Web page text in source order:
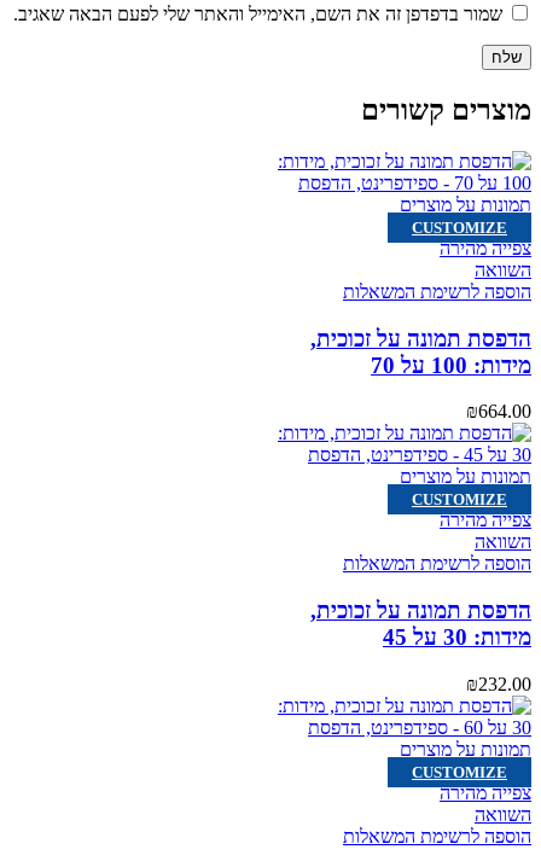
שמור בדפדפן זה את השם, האימייל והאתר שלי לפעם הבאה שאגיב.
מוצרים קשורים
CUSTOMIZE
צפייה מהירה
השוואה
הוספה לרשימת המשאלות
הדפסת תמונה על זכוכית,
מידות: 100 על 70
₪664.00
CUSTOMIZE
צפייה מהירה
השוואה
הוספה לרשימת המשאלות
הדפסת תמונה על זכוכית,
מידות: 30 על 45
₪232.00
CUSTOMIZE
צפייה מהירה
השוואה
הוספה לרשימת המשאלות